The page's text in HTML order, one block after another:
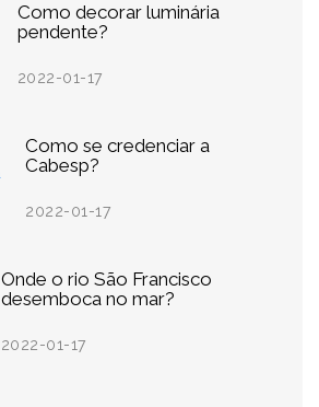
Como decorar luminária
pendente?
2022-01-17
Como se credenciar a
Cabesp?
2022-01-17
Onde o rio São Francisco
desemboca no mar?
2022-01-17